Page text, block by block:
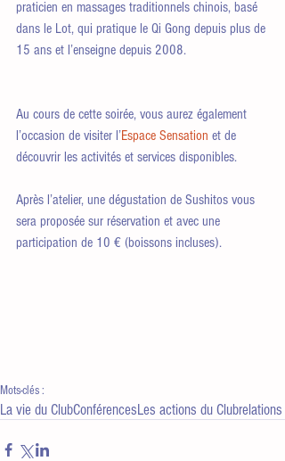
praticien en massages traditionnels chinois, basé
dans le Lot, qui pratique le Qi Gong depuis plus de
15 ans et l’enseigne depuis 2008.
Au cours de cette soirée, vous aurez également
l’occasion de visiter l’Espace Sensation et de
découvrir les activités et services disponibles.
Après l’atelier, une dégustation de Sushitos vous
sera proposée sur réservation et avec une
participation de 10 € (boissons incluses).
Mots-clés :
La vie du ClubConférencesLes actions du Clubrelations